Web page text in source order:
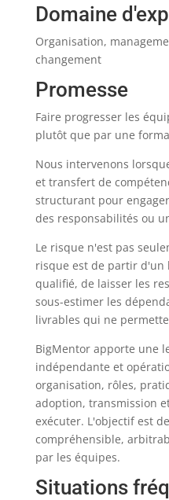
Domaine
Organisation,
changement
Promesse
Faire progresser les
plutôt que par une
Nous intervenons
et transfert de
structurant pour
des responsabilités ou
Le risque n'est pas
risque est de partir d'un
qualifié, de laisser les
sous-estimer les
livrables qui ne
BigMentor apporte une
indépendante et
organisation, rôles,
adoption, transmission
exécuter. L'objectif est
compréhensible,
par les équipes.
Situations